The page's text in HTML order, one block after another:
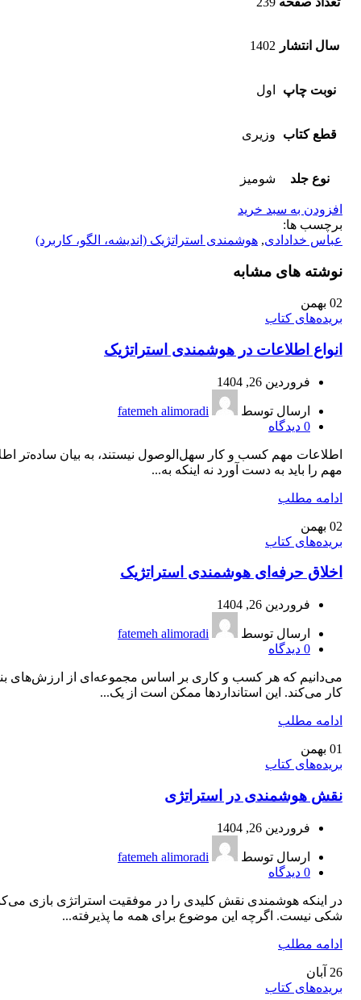
سال انتشار 1402
نوبت چاپ اول
قطع کتاب وزیری
نوع جلد شومیز
افزودن به سبد خرید
برچسب ها:
عباس خدادادی, هوشمندی استراتژیک (اندیشه، الگو، کاربرد)
نوشته های مشابه
02 بهمن
بریده‌های کتاب
انواع اطلاعات در هوشمندی استراتژیک
فروردین 26, 1404
ارسال توسط
fatemeh alimoradi
0 دیدگاه
اطلاعات مهم کسب و کار سهل‌الوصول نیستند، به بیان ساده‌تر
مهم را باید به دست آورد نه اینکه به...
ادامه مطلب
02 بهمن
بریده‌های کتاب
اخلاق حرفه‌ای هوشمندی استراتژیک
فروردین 26, 1404
ارسال توسط
fatemeh alimoradi
0 دیدگاه
می‌دانیم که هر کسب و کاری بر اساس مجموعه‌ای از ارزش‌های
کار می‌کند. این استانداردها ممکن است از یک...
ادامه مطلب
01 بهمن
بریده‌های کتاب
نقش هوشمندی در استراتژی
فروردین 26, 1404
ارسال توسط
fatemeh alimoradi
0 دیدگاه
در اینکه هوشمندی نقش کلیدی را در موفقیت استراتژی بازی
شکی نیست. اگرچه این موضوع برای همه ما پذیرفته...
ادامه مطلب
26 آبان
بریده‌های کتاب